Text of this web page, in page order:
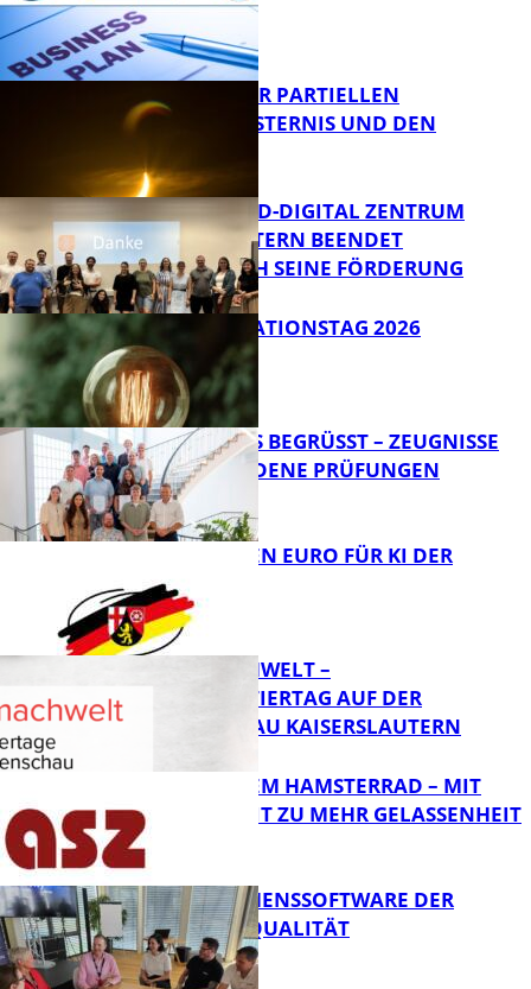
Bildung
VORTRAG ZUR PARTIELLEN
SONNENFINSTERNIS UND DEN
PERSEIDEN
FB News
MITTELSTAND-DIGITAL ZENTRUM
KAISERSLAUTERN BEENDET
ERFOLGREICH SEINE FÖRDERUNG
Bildung
SIAK-INNOVATIONSTAG 2026
NEUE AZUBIS BEGRÜSST – ZEUGNISSE F
ÜR BESTANDENE PRÜFUNGEN
Bildung
20 MILLIONEN EURO FÜR KI DER
ZUKUNFT
Bildung
MI(N)TMACHWELT –
EXPERIMENTIERTAG AUF DER
GARTENSCHAU KAISERSLAUTERN
Bildung
RAUS AUS DEM HAMSTERRAD – MIT
ACHTSAMKEIT ZU MEHR GELASSENHEIT
UNTERNEHMENSSOFTWARE DER
HÖCHSTEN QUALITÄT